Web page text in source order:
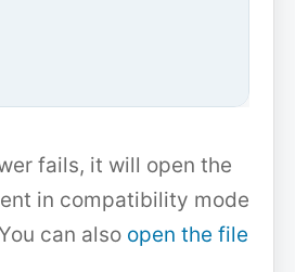
fails, it will open the
in compatibility mode
can also open the file